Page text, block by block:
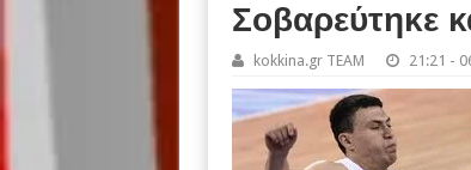
Σοβαρεύτηκε
kokkina.gr TEAM 21:21 -